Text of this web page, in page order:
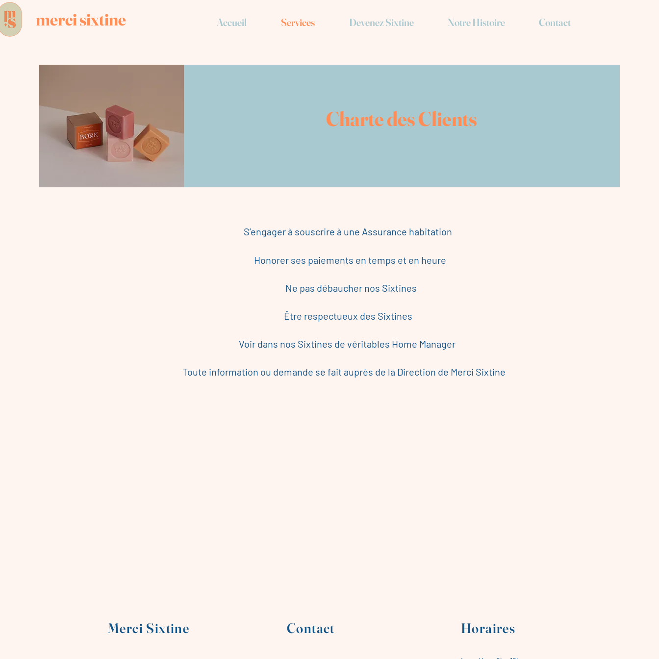
Accueil Services Devenez Sixtine Notre Histoire Contact
merci sixtine
Charte des Clients
S’engager à souscrire à une Assurance habitation
Honorer ses paiements en temps et en heure
Ne pas débaucher nos Sixtines
Être respectueux des Sixtines
Voir dans nos Sixtines de véritables Home Manager
Toute information ou demande se fait auprès de la Direction de Merci Sixtine
Merci Sixtine Contact Horaires